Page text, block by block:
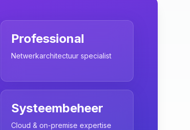
Professional
Netwerkarchitectuur specialist
Systeembeheer
Cloud & on-premise expertise